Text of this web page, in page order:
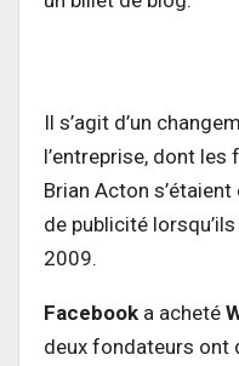
Il s’agit d’un
l’entreprise, dont
Brian Acton
de publicité
2009.
Facebook a acheté
deux fondateurs ont